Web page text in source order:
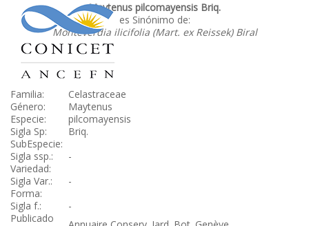
Maytenus pilcomayensis Briq.
es Sinónimo de:
Monteverdia ilicifolia (Mart. ex Reissek) Biral
Familia:
Celastraceae
Género:
Maytenus
Especie:
pilcomayensis
Sigla Sp:
Briq.
SubEspecie:
Sigla ssp.:
-
Variedad:
Sigla Var.:
-
Forma:
Sigla f.:
-
Publicado